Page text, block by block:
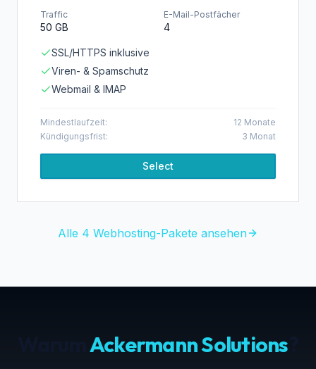
Traffic
50 GB
E-Mail-Postfächer
4
SSL/HTTPS inklusive
Viren- & Spamschutz
Webmail & IMAP
Mindestlaufzeit: 12 Monate
Kündigungsfrist:
3 Monat
Select
Alle 4 Webhosting-Pakete ansehen
Ackermann Solutions